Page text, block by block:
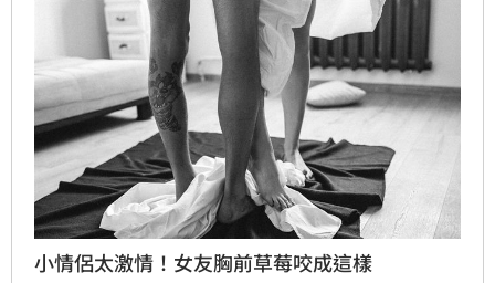
小情侶太激情！女友胸前草莓咬成這樣